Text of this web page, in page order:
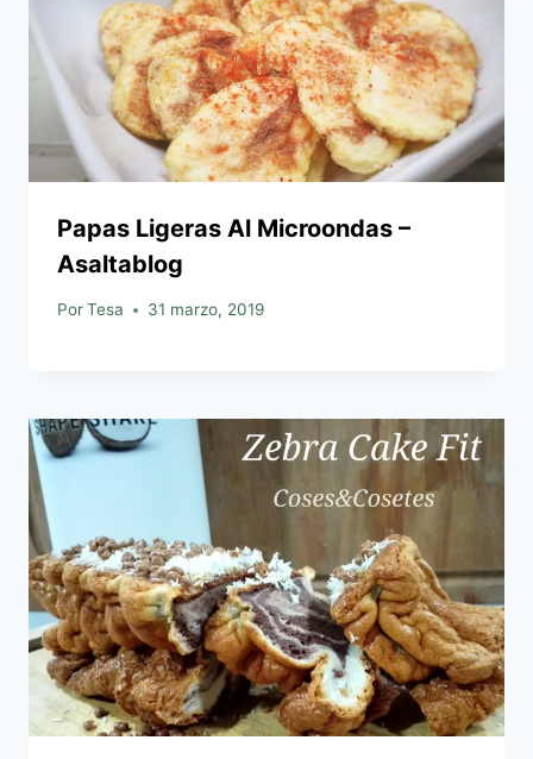
Papas Ligeras Al Microondas –
Asaltablog
PorTesa 31 marzo, 2019